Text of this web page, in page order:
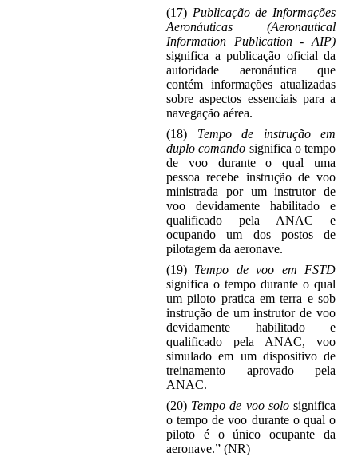
(17) Publicação de Informações
Aeronáuticas (Aeronautical
Information Publication - AIP)
significa a publicação oficial da
autoridade aeronáutica que
contém informações atualizadas
sobre aspectos essenciais para a
navegação aérea.
(18) Tempo de instrução em
duplo comando significa o tempo
de voo durante o qual uma
pessoa recebe instrução de voo
ministrada por um instrutor de
voo devidamente habilitado e
qualificado pela ANAC e
ocupando um dos postos de
pilotagem da aeronave.
(19) Tempo de voo em FSTD
significa o tempo durante o qual
um piloto pratica em terra e sob
instrução de um instrutor de voo
devidamente habilitado e
qualificado pela ANAC, voo
simulado em um dispositivo de
treinamento aprovado pela
ANAC.
(20) Tempo de voo solosignifica
o tempo de voo durante o qual o
piloto é o único ocupante da
aeronave.” (NR)